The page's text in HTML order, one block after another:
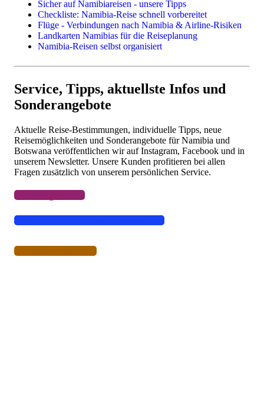
Fotoreisen & Fotosafari
Einzelne Leistungen
Camper & Mietwagen
Lodges, Camps, Gästefarmen, Hotels
Sicher auf Namibiareisen - unsere Tipps
Checkliste: Namibia-Reise schnell vorbereitet
Flüge - Verbindungen nach Namibia & Airline-Risiken
Landkarten Namibias für die Reiseplanung
Namibia-Reisen selbst organisiert
Service, Tipps, aktuellste Infos und
Sonderangebote
Aktuelle Reise-Bestimmungen, individuelle Tipps, neue
Reisemöglichkeiten und Sonderangebote für Namibia und
Botswana veröffentlichen wir auf Instagram, Facebook und in
unserem Newsletter. Unsere Kunden profitieren bei allen
Fragen zusätzlich von unserem persönlichen Service.
Newsletter